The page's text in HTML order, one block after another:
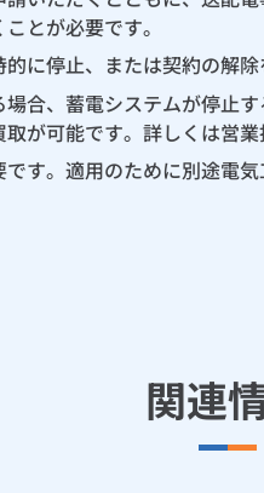
とが必要です。
に停止、または契約の解
合、蓄電システムが停止
が可能です。詳しくは営業
す。適用のために別途電
関連